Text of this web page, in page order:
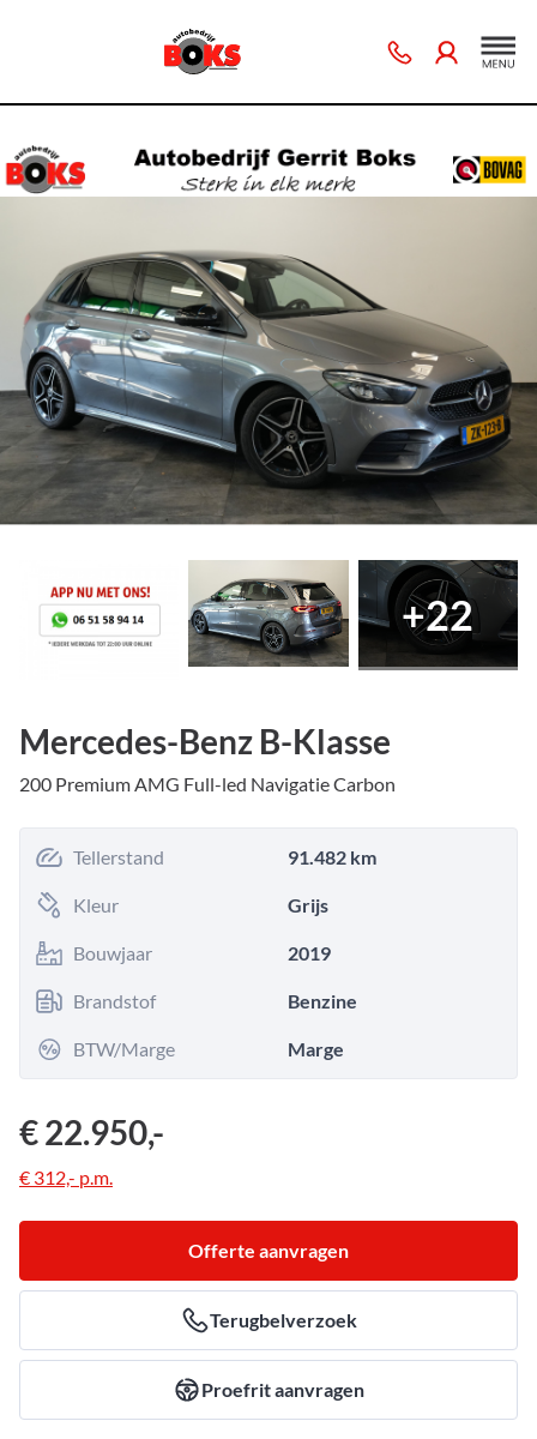
+22
Mercedes-Benz B-Klasse
200 Premium AMG Full-led Navigatie Carbon
Tellerstand 91.482 km
Kleur Grijs
Bouwjaar 2019
Brandstof Benzine
BTW/Marge Marge
€ 22.950,-
€ 312,- p.m.
Offerte aanvragen
Terugbelverzoek
Proefrit aanvragen